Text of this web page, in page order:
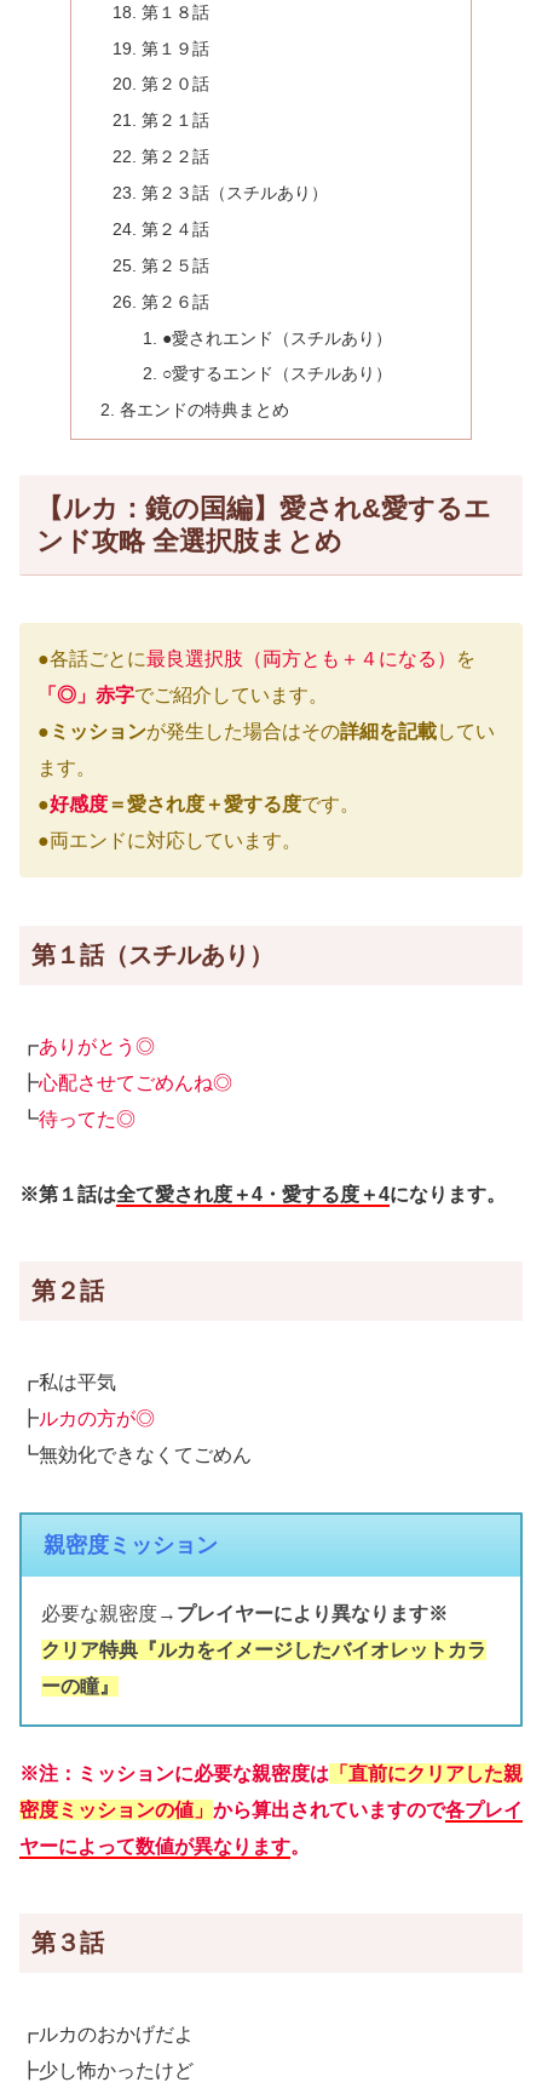
第１８話
第１９話
第２０話
第２１話
第２２話
第２３話（スチルあり）
第２４話
第２５話
第２６話
●愛されエンド（スチルあり）
○愛するエンド（スチルあり）
各エンドの特典まとめ
【ルカ：鏡の国編】愛され&愛するエ
ンド攻略 全選択肢まとめ
●各話ごとに最良選択肢（両方とも＋４になる）
を
「◎」赤字でご紹介しています。
● ミッションが発生した場合はその詳細を記載してい
ます。
●好感度＝愛され度＋愛する度です。
●両エンドに対応しています。
第１話（スチルあり）
┏ありがとう◎
┣心配させてごめんね◎
┗待ってた◎
※第１話は全て愛され度＋4・愛する度＋4になります。
第２話
┏私は平気
┣ルカの方が◎
┗無効化できなくてごめん
親密度ミッション
必要な親密度→ プレイヤーにより異なります※
クリア特典『ルカをイメージしたバイオレットカラ
ーの瞳』
※注：ミッションに必要な親密度は 「直前にクリアした親
密度ミッションの値」 から算出されていますので各プレイ
ヤーによって数値が異なります。
第３話
┏ルカのおかげだよ
┣少し怖かったけど